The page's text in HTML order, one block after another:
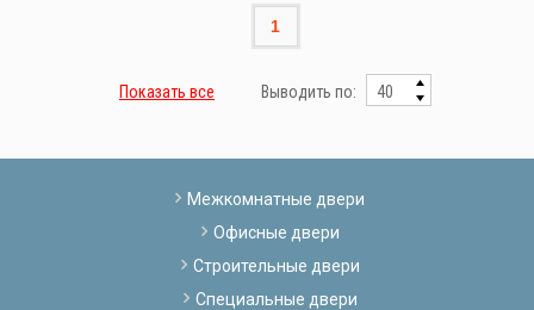
1
Показать все Выводить по:
Межкомнатные двери
Офисные двери
Строительные двери
Специальные двери